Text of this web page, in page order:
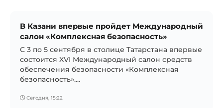
В Казани впервые пройдет Международный
салон «Комплексная безопасность»
С 3 по 5 сентября в столице Татарстана впервые
состоится XVI Международный салон средств
обеспечения безопасности «Комплексная
безопасность»....
Сегодня, 15:22